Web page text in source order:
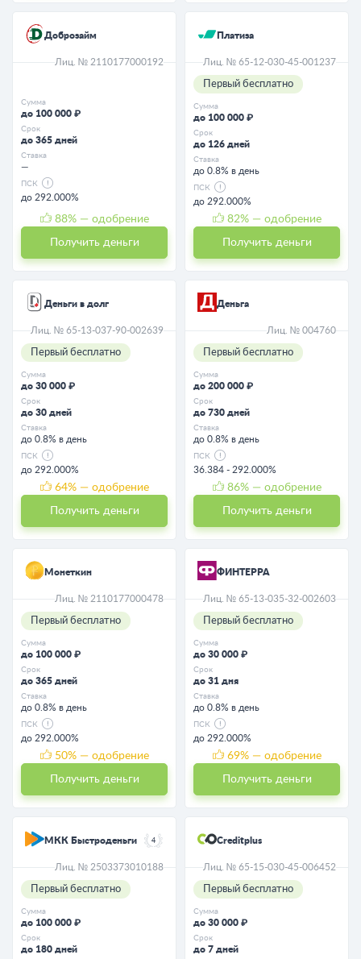
Доброзайм
Лиц. № 2110177000192
Сумма
до 100 000 ₽
Срок
до 365 дней
Ставка
—
ПСК
до 292.000%
88% — одобрение
Получить деньги
Платиза
Лиц. № 65-12-030-45-001237
Первый бесплатно
Сумма
до 100 000 ₽
Срок
до 126 дней
Ставка
до 0.8% в день
ПСК
до 292.000%
82% — одобрение
Получить деньги
Деньги в долг
Лиц. № 65-13-037-90-002639
Первый бесплатно
Сумма
до 30 000 ₽
Срок
до 30 дней
Ставка
до 0.8% в день
ПСК
до 292.000%
64% — одобрение
Получить деньги
Деньга
Лиц. № 004760
Первый бесплатно
Сумма
до 200 000 ₽
Срок
до 730 дней
Ставка
до 0.8% в день
ПСК
36.384 - 292.000%
86% — одобрение
Получить деньги
Монеткин
Лиц. № 2110177000478
Первый бесплатно
Сумма
до 100 000 ₽
Срок
до 365 дней
Ставка
до 0.8% в день
ПСК
до 292.000%
50% — одобрение
Получить деньги
ФИНТЕРРА
Лиц. № 65-13-035-32-002603
Первый бесплатно
Сумма
до 30 000 ₽
Срок
до 31 дня
Ставка
до 0.8% в день
ПСК
до 292.000%
69% — одобрение
Получить деньги
МКК Быстроденьги 4
Лиц. № 2503373010188
Первый бесплатно
Сумма
до 100 000 ₽
Срок
до 180 дней
Creditplus
Лиц. № 65-15-030-45-006452
Первый бесплатно
Сумма
до 30 000 ₽
Срок
до 7 дней